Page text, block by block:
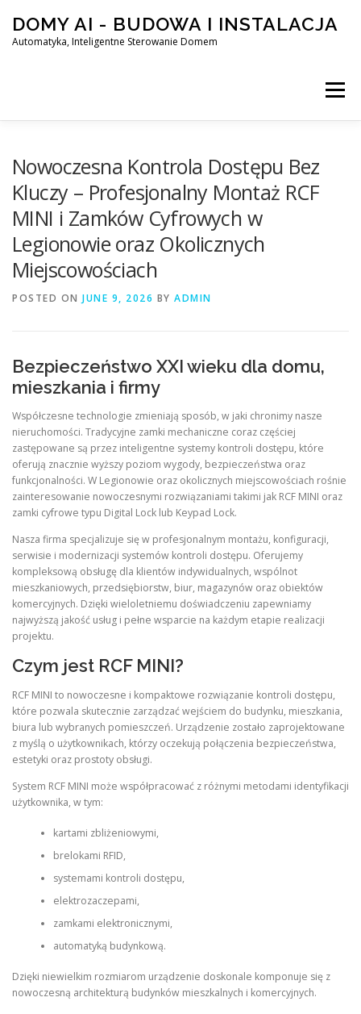
content
DOMY AI - BUDOWA I INSTALACJA
Automatyka, Inteligentne Sterowanie Domem
Menu
SMART DOM AI – AUTOMATYKA, INTELIGENTNE
BLOG KONTAKT
Nowoczesna Kontrola Dostępu Bez
Kluczy – Profesjonalny Montaż RCF
MINI i Zamków Cyfrowych w
Legionowie oraz Okolicznych
Miejscowościach
POSTED ON JUNE 9, 2026 BY ADMIN
Bezpieczeństwo XXI wieku dla domu,
mieszkania i firmy
Współczesne technologie zmieniają sposób, w jaki chronimy nasze
nieruchomości. Tradycyjne zamki mechaniczne coraz częściej
zastępowane są przez inteligentne systemy kontroli dostępu, które
oferują znacznie wyższy poziom wygody, bezpieczeństwa oraz
funkcjonalności. W Legionowie oraz okolicznych miejscowościach rośnie
zainteresowanie nowoczesnymi rozwiązaniami takimi jak RCF MINI oraz
zamki cyfrowe typu Digital Lock lub Keypad Lock.
Nasza firma specjalizuje się w profesjonalnym montażu, konfiguracji,
serwisie i modernizacji systemów kontroli dostępu. Oferujemy
kompleksową obsługę dla klientów indywidualnych, wspólnot
mieszkaniowych, przedsiębiorstw, biur, magazynów oraz obiektów
komercyjnych. Dzięki wieloletniemu doświadczeniu zapewniamy
najwyższą jakość usług i pełne wsparcie na każdym etapie realizacji
projektu.
Czym jest RCF MINI?
RCF MINI to nowoczesne i kompaktowe rozwiązanie kontroli dostępu,
które pozwala skutecznie zarządzać wejściem do budynku, mieszkania,
biura lub wybranych pomieszczeń. Urządzenie zostało zaprojektowane
z myślą o użytkownikach, którzy oczekują połączenia bezpieczeństwa,
estetyki oraz prostoty obsługi.
System RCF MINI może współpracować z różnymi metodami identyfikacji
użytkownika, w tym:
kartami zbliżeniowymi,
brelokami RFID,
systemami kontroli dostępu,
elektrozaczepami,
zamkami elektronicznymi,
automatyką budynkową.
Dzięki niewielkim rozmiarom urządzenie doskonale komponuje się z
nowoczesną architekturą budynków mieszkalnych i komercyjnych.